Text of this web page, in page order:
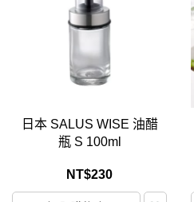
日本 SALUS WISE 油醋
瓶 S 100ml
NT$230